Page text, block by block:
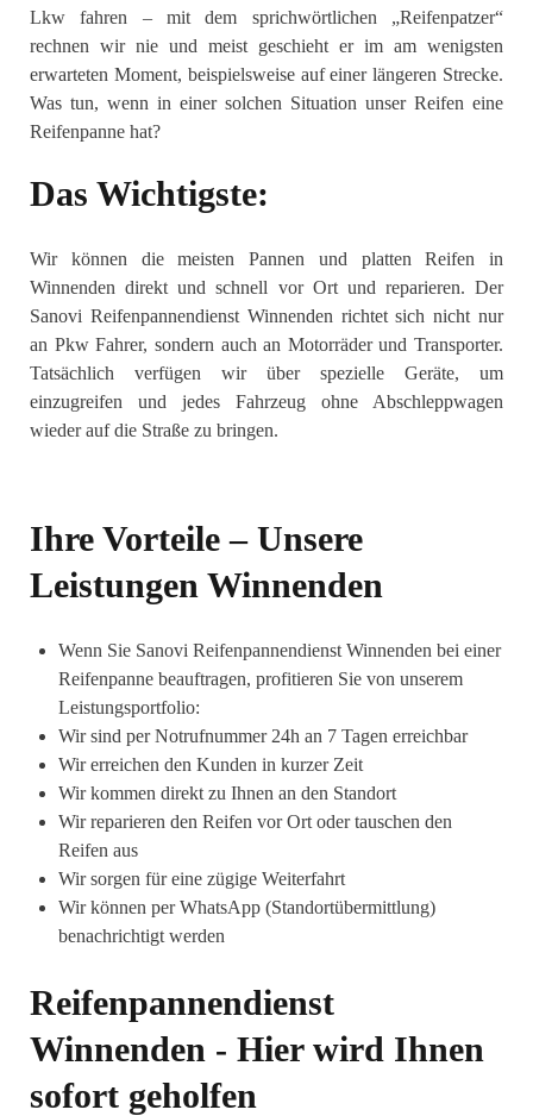
Lkw fahren – mit dem sprichwörtlichen „Reifenpatzer“
rechnen wir nie und meist geschieht er im am wenigsten
erwarteten Moment, beispielsweise auf einer längeren Strecke.
Was tun, wenn in einer solchen Situation unser Reifen eine
Reifenpanne hat?
Das Wichtigste:
Wir können die meisten Pannen und platten Reifen in
Winnenden direkt und schnell vor Ort und reparieren. Der
Sanovi Reifenpannendienst Winnenden richtet sich nicht nur
an Pkw Fahrer, sondern auch an Motorräder und Transporter.
Tatsächlich verfügen wir über spezielle Geräte, um
einzugreifen und jedes Fahrzeug ohne Abschleppwagen
wieder auf die Straße zu bringen.
Ihre Vorteile – Unsere
Leistungen Winnenden
Wenn Sie Sanovi Reifenpannendienst Winnenden bei einer
Reifenpanne beauftragen, profitieren Sie von unserem
Leistungsportfolio:
Wir sind per Notrufnummer 24h an 7 Tagen erreichbar
Wir erreichen den Kunden in kurzer Zeit
Wir kommen direkt zu Ihnen an den Standort
Wir reparieren den Reifen vor Ort oder tauschen den
Reifen aus
Wir sorgen für eine zügige Weiterfahrt
Wir können per WhatsApp (Standortübermittlung)
benachrichtigt werden
Reifenpannendienst
Winnenden - Hier wird Ihnen
sofort geholfen